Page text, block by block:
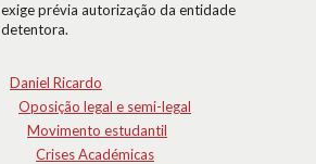
exige prévia autorização da entidade
detentora.
Daniel Ricardo
Oposição legal e semi-legal
Movimento estudantil
Crises Académicas